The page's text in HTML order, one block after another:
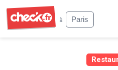
à
Paris